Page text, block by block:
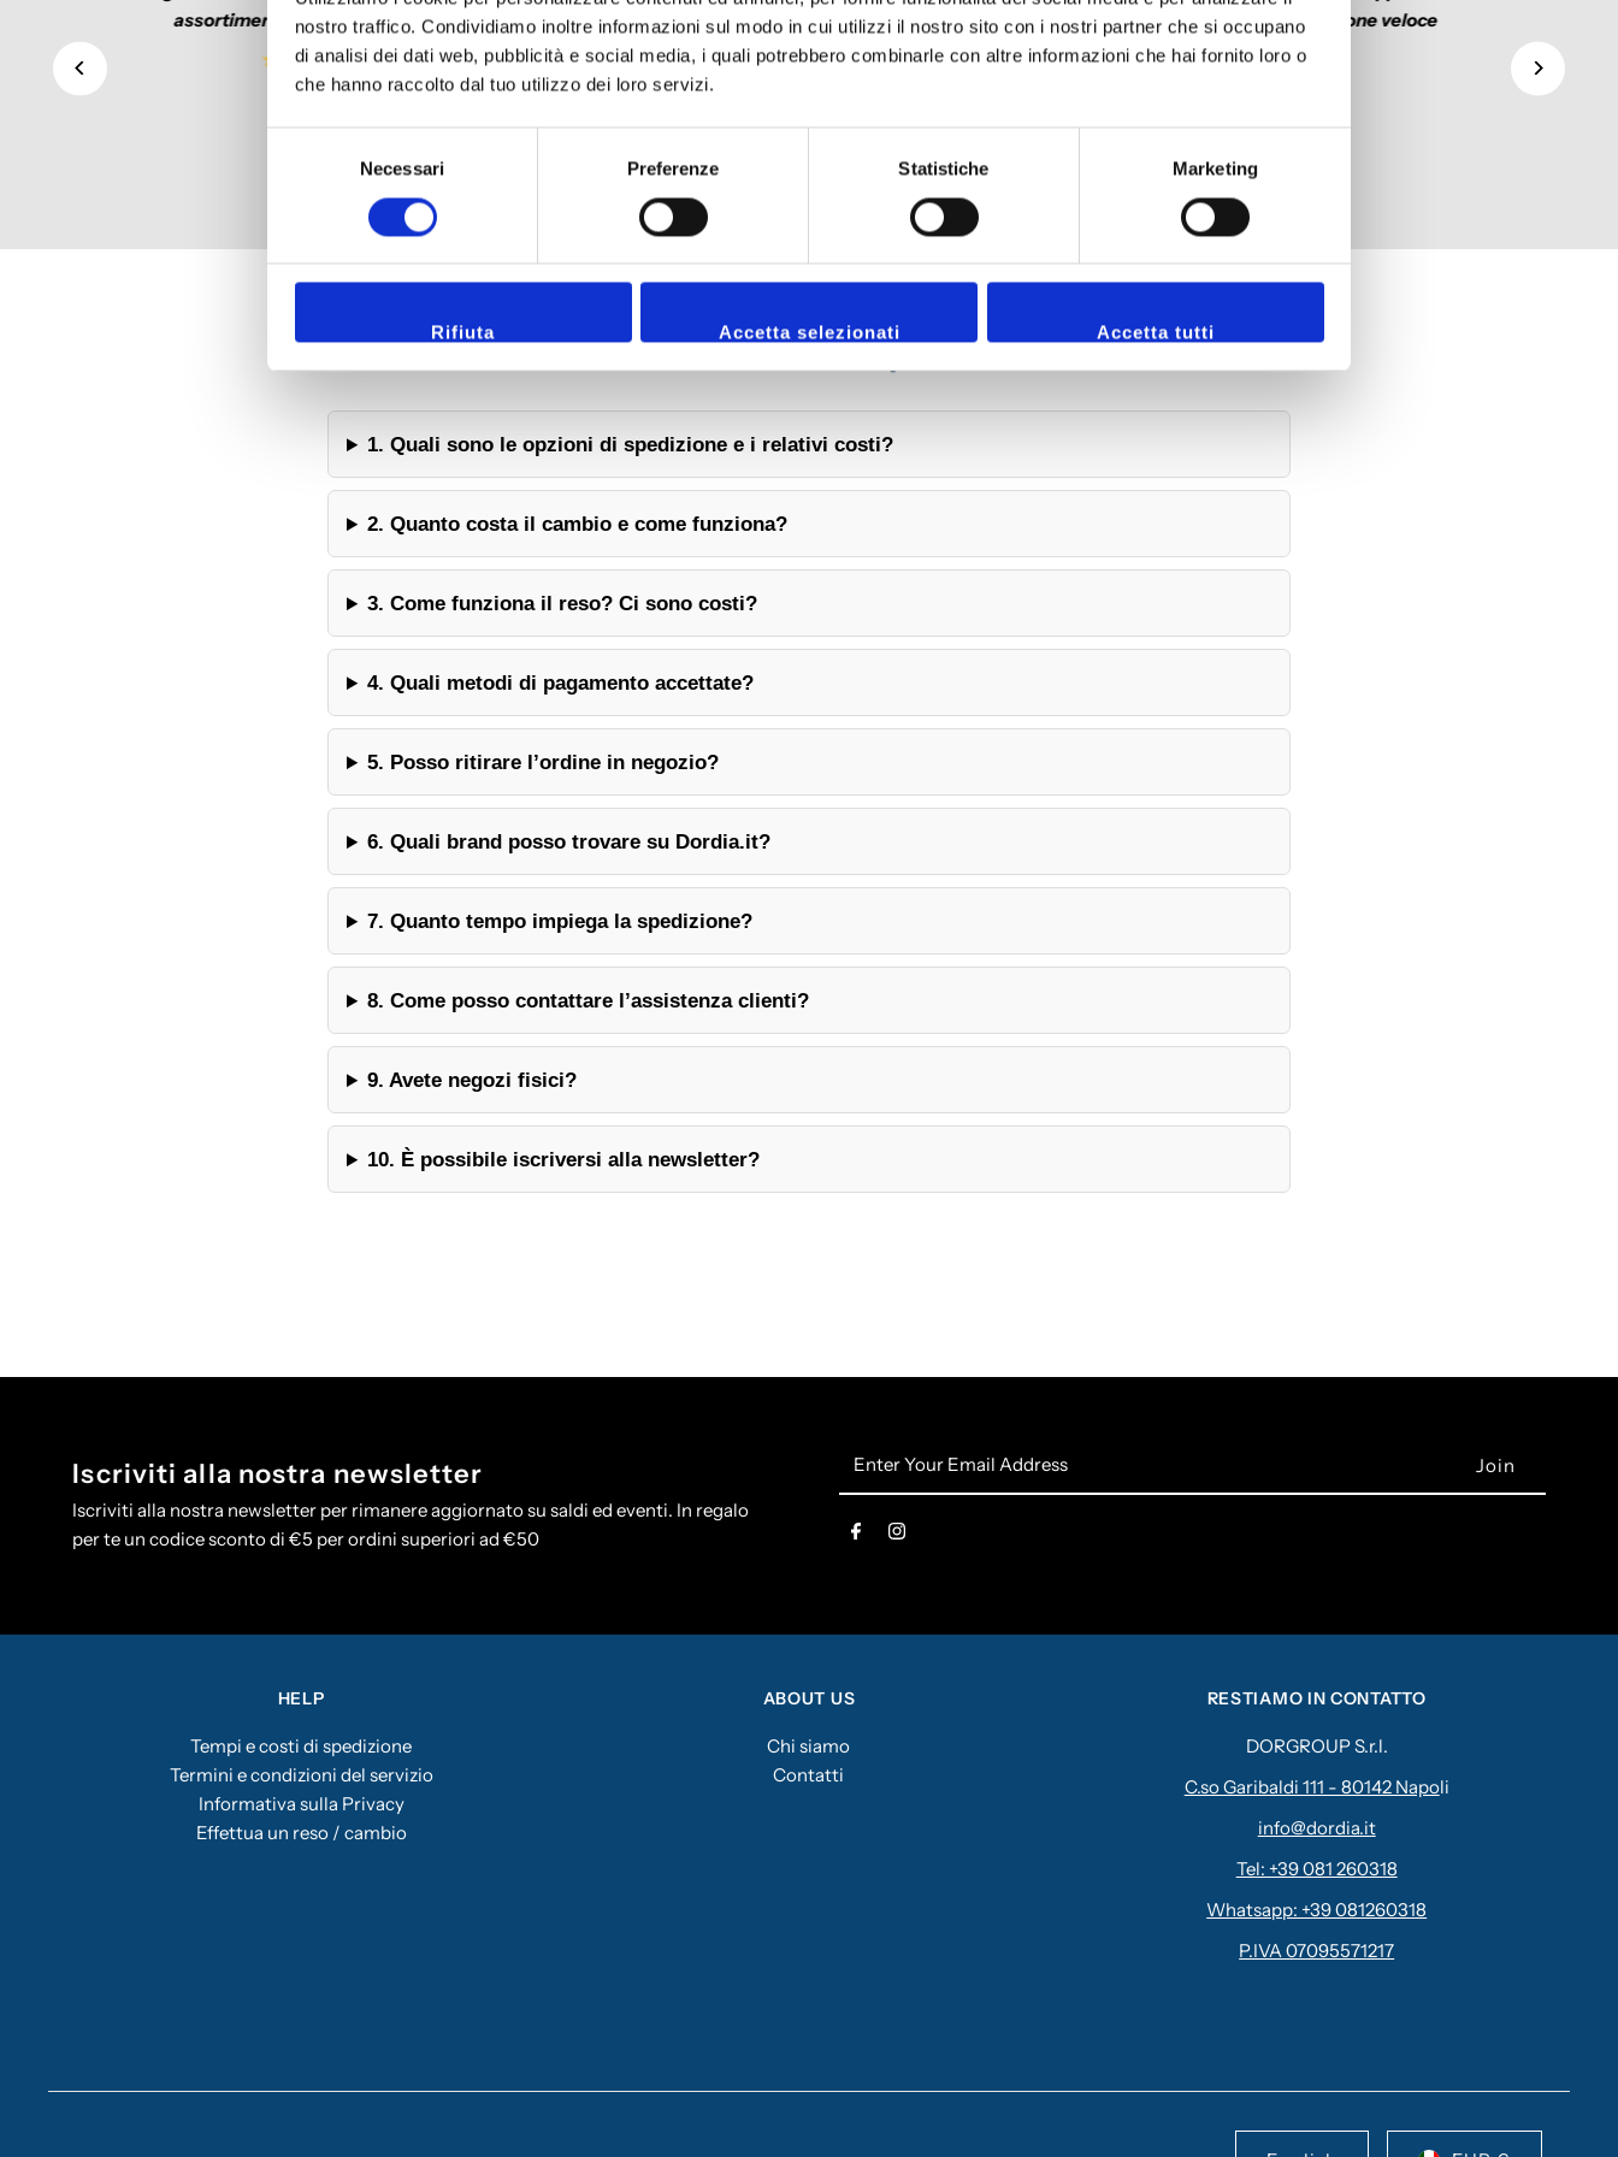
nostro traffico. Condividiamo inoltre informazioni sul modo in cui utilizzi il nostro sito con i nostri partner che si occupano
di analisi dei dati web, pubblicità e social media, i quali potrebbero combinarle con altre informazioni che hai fornito loro o
che hanno raccolto dal tuo utilizzo dei loro servizi.
Necessari Preferenze Statistiche Marketing
Rifiuta Accetta selezionati Accetta tutti
assortimento per uomo e donna
scarpe alla moda e di vari marchi. Consiglio
vivamente.
qualità/prezzo. Spedizione veloce
Domande Frequenti
1. Quali sono le opzioni di spedizione e i relativi costi?
2. Quanto costa il cambio e come funziona?
3. Come funziona il reso? Ci sono costi?
4. Quali metodi di pagamento accettate?
5. Posso ritirare l’ordine in negozio?
6. Quali brand posso trovare su Dordia.it?
7. Quanto tempo impiega la spedizione?
8. Come posso contattare l’assistenza clienti?
9. Avete negozi fisici?
10. È possibile iscriversi alla newsletter?
Iscriviti alla nostra newsletter
Iscriviti alla nostra newsletter per rimanere aggiornato su saldi ed eventi. In regalo
per te un codice sconto di €5 per ordini superiori ad €50
Your
Address
HELP
Tempi e costi di spedizione
Termini e condizioni del servizio
Informativa sulla Privacy
Effettua un reso / cambio
ABOUT US
Chi siamo
Contatti
RESTIAMO IN CONTATTO
DORGROUP S.r.l.
C.so Garibaldi 111 - 80142 Napoli
info@dordia.it
Tel: +39 081 260318
Whatsapp: +39 081260318
P.IVA 07095571217